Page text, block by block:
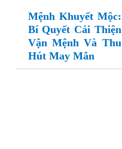
Mệnh Khuyết Mộc:
Bí Quyết Cải Thiện
Vận Mệnh Và Thu
Hút May Mắn